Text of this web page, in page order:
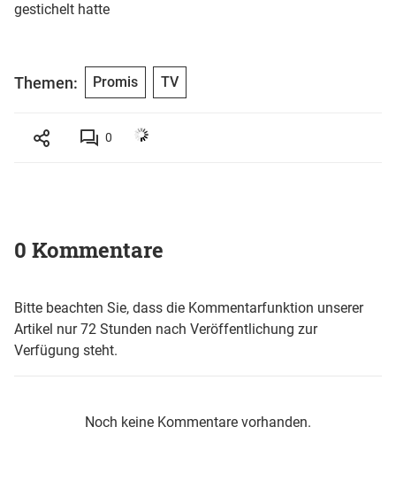
gestichelt hatte
Themen: Promis TV
0
0 Kommentare
Bitte beachten Sie, dass die Kommentarfunktion unserer
Artikel nur 72 Stunden nach Veröffentlichung zur
Verfügung steht.
Noch keine Kommentare vorhanden.